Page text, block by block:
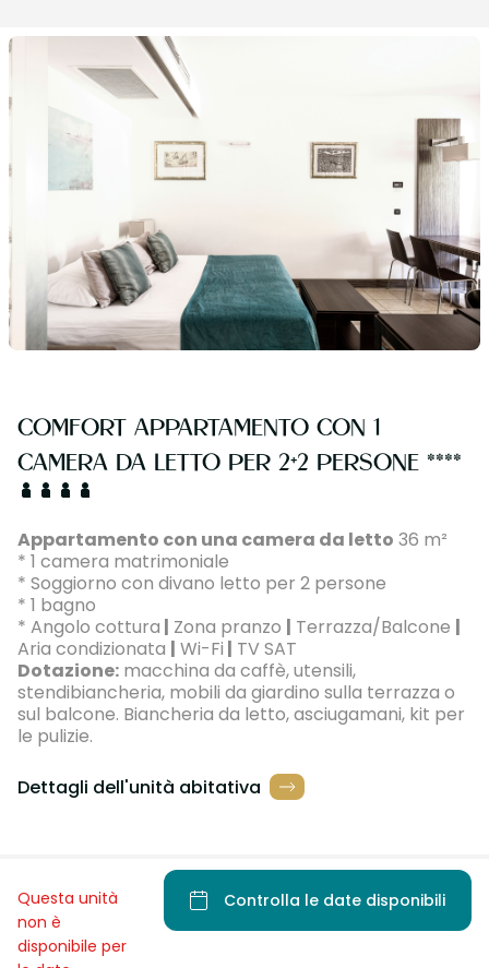
COMFORT APPARTAMENTO CON 1
CAMERA DA LETTO PER 2+2 PERSONE ****
Appartamento con una camera da letto 36 m²
* 1 camera matrimoniale
* Soggiorno con divano letto per 2 persone
* 1 bagno
* Angolo cottura | Zona pranzo | Terrazza/Balcone |
Aria condizionata | Wi-Fi | TV SAT
Dotazione: macchina da caffè, utensili,
stendibiancheria, mobili da giardino sulla terrazza o
sul balcone. Biancheria da letto, asciugamani, kit per
le pulizie.
Dettagli dell'unità abitativa
Questa unità
non è
disponibile per
Controlla le date disponibili